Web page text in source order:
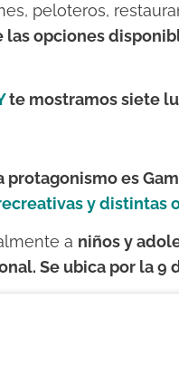
peloteros,
las opciones
te mostramos siete
protagonismo es
y distintas
a niños y
Se ubica por la 9